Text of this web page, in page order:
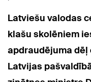
Latviešu valodas
klašu skolēniem
apdraudējuma
Latvijas